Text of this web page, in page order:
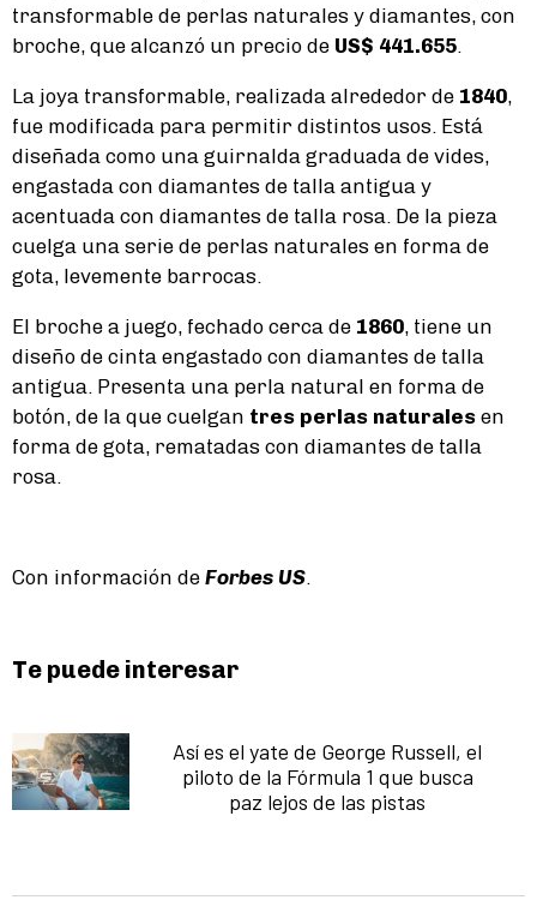
transformable de perlas naturales y diamantes, con
broche, que alcanzó un precio de US$ 441.655
La joya transformable, realizada alrededor de 1840,
fue modificada para permitir distintos usos. Está
diseñada como una guirnalda graduada de vides,
engastada con diamantes de talla antigua y
acentuada con diamantes de talla rosa. De la pieza
cuelga una serie de perlas naturales en forma de
gota, levemente barrocas.
El broche a juego, fechado cerca de 1860, tiene un
diseño de cinta engastado con diamantes de talla
antigua. Presenta una perla natural en forma de
botón, de la que cuelgan tres perlas naturales en
forma de gota, rematadas con diamantes de talla
rosa.
Con información de Forbes US
Te puede interesar
Así es el yate de George Russell, el
piloto de la Fórmula 1 que busca
paz lejos de las pistas